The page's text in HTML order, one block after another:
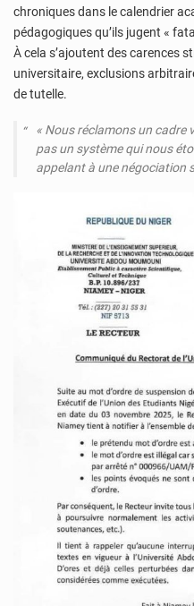
chroniques dans le calendrier
pédagogiques qu’ils jugent «
À cela s’ajoutent des carences
universitaire, exclusions
de tutelle.
« Nous réclamons un cadre
pas un système qui nous
appelant à une négociation